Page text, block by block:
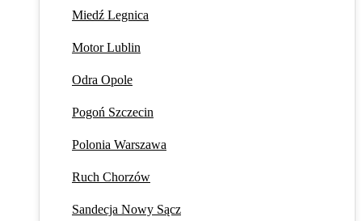
Miedź Legnica
Motor Lublin
Odra Opole
Pogoń Szczecin
Polonia Warszawa
Ruch Chorzów
Sandecja Nowy Sącz